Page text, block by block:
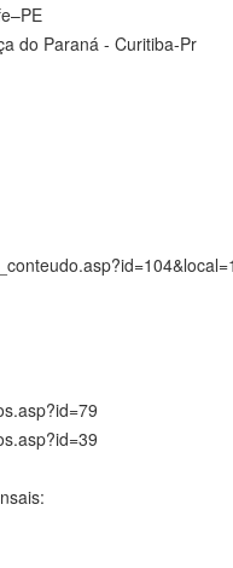
do Paraná - Curitiba-Pr